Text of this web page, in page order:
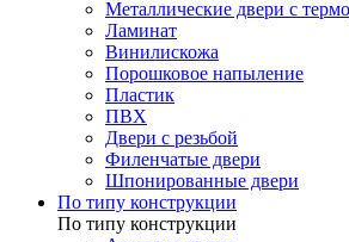
Металлические двери с
Ламинат
Винилискожа
Порошковое напыление
Пластик
ПВХ
Двери с резьбой
Филенчатые двери
Шпонированные двери
По типу конструкции
По типу конструкции